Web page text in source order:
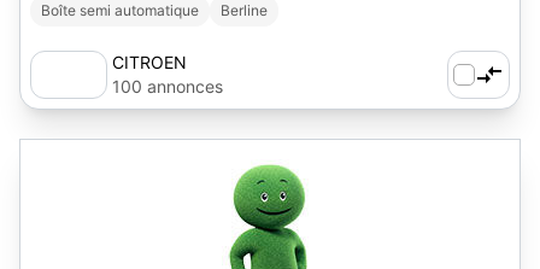
Boîte semi automatique
Berline
CITROEN
100 annonces